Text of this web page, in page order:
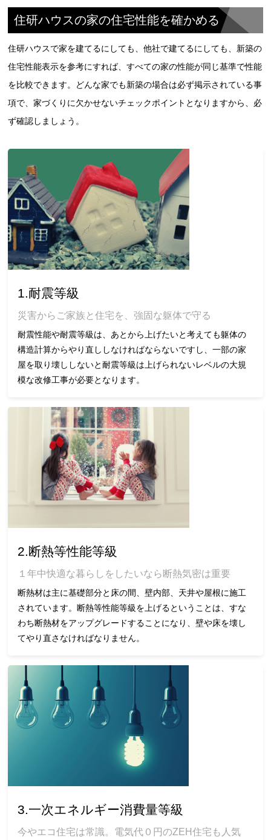
住研ハウスの家の住宅性能を確かめる
住研ハウスで家を建てるにしても、他社で建てるにしても、新築の
住宅性能表示を参考にすれば、すべての家の性能が同じ基準で性能
を比較できます。どんな家でも新築の場合は必ず掲示されている事
項で、家づくりに欠かせないチェックポイントとなりますから、必
ず確認しましょう。
1.耐震等級
災害からご家族と住宅を、強固な躯体で守る
耐震性能や耐震等級は、あとから上げたいと考えても躯体の
構造計算からやり直ししなければならないですし、一部の家
屋を取り壊ししないと耐震等級は上げられないレベルの大規
模な改修工事が必要となります。
2.断熱等性能等級
１年中快適な暮らしをしたいなら断熱気密は重要
断熱材は主に基礎部分と床の間、壁内部、天井や屋根に施工
されています。断熱等性能等級を上げるということは、すな
わち断熱材をアップグレードすることになり、壁や床を壊し
てやり直さなければなりません。
3.一次エネルギー消費量等級
今やエコ住宅は常識。電気代０円のZEH住宅も人気